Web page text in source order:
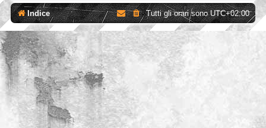
Indice Tutti gli orari sonoUTC+02:00